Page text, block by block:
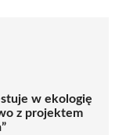
w ekologię
z projektem